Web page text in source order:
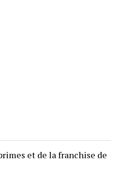
et de la franchise de